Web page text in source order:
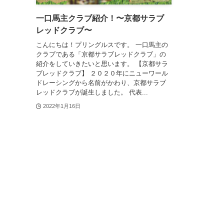
一口馬主クラブ紹介！〜京都サラブ
レッドクラブ〜
こんにちは！プリングルスです。 一口馬主の
クラブである「京都サラブレッドクラブ」の
紹介をしていきたいと思います。 【京都サラ
ブレッドクラブ】 ２０２０年にニューワール
ドレーシングから名前がかわり、京都サラブ
レッドクラブが誕生しました。 代表...
2022年1月16日